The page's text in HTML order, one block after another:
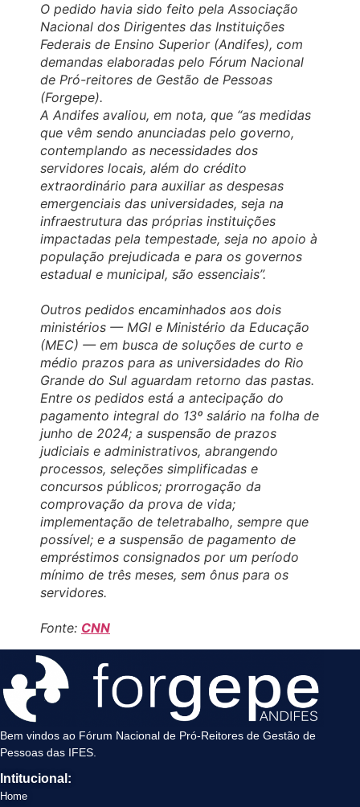
O pedido havia sido feito pela Associação
Nacional dos Dirigentes das Instituições
Federais de Ensino Superior (Andifes), com
demandas elaboradas pelo Fórum Nacional
de Pró-reitores de Gestão de Pessoas
(Forgepe).
A Andifes avaliou, em nota, que “as medidas
que vêm sendo anunciadas pelo governo,
contemplando as necessidades dos
servidores locais, além do crédito
extraordinário para auxiliar as despesas
emergenciais das universidades, seja na
infraestrutura das próprias instituições
impactadas pela tempestade, seja no apoio à
população prejudicada e para os governos
estadual e municipal, são essenciais”.
Outros pedidos encaminhados aos dois
ministérios — MGI e Ministério da Educação
(MEC) — em busca de soluções de curto e
médio prazos para as universidades do Rio
Grande do Sul aguardam retorno das pastas.
Entre os pedidos está a antecipação do
pagamento integral do 13º salário na folha de
junho de 2024; a suspensão de prazos
judiciais e administrativos, abrangendo
processos, seleções simplificadas e
concursos públicos; prorrogação da
comprovação da prova de vida;
implementação de teletrabalho, sempre que
possível; e a suspensão de pagamento de
empréstimos consignados por um período
mínimo de três meses, sem ônus para os
servidores.
Fonte: CNN
Bem vindos ao Fórum Nacional de Pró-Reitores de Gestão de
Pessoas das IFES.
Intitucional:
Home